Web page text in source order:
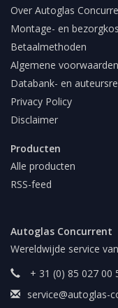
Over Autoglas
Montage- en
Betaalmethoden
Algemene voorwaarden
Databank- en
Privacy Policy
Disclaimer
Producten
Alle producten
RSS-feed
Autoglas Concurrent
Wereldwijde service
+ 31 (0) 85 027 00
service@autoglas-